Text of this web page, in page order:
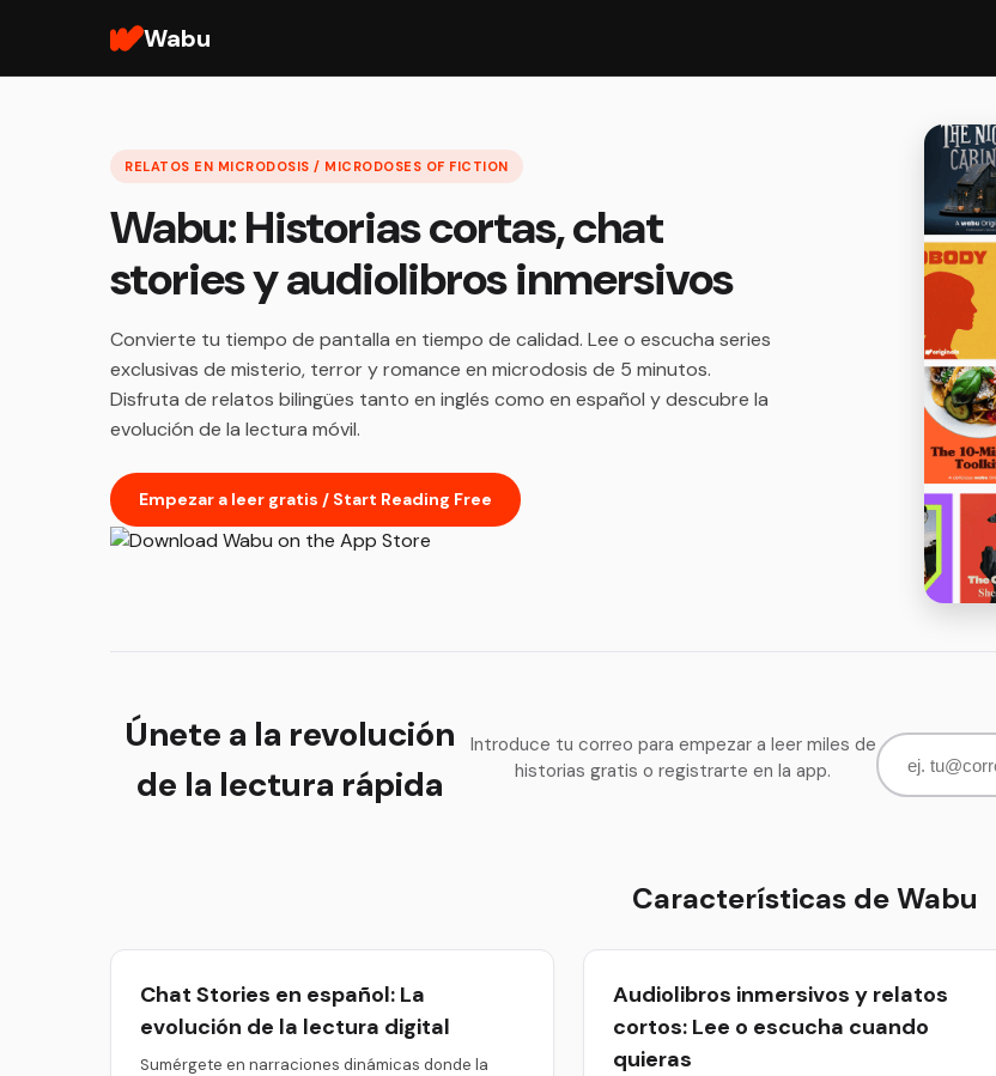
Wabu
RELATOS EN MICRODOSIS / MICRODOSES OF FICTION
Wabu: Historias cortas, chat
stories y audiolibros inmersivos
Convierte tu tiempo de pantalla en tiempo de calidad. Lee o escucha series
exclusivas de misterio, terror y romance en microdosis de 5 minutos.
Disfruta de relatos bilingües tanto en inglés como en español y descubre la
evolución de la lectura móvil.
Empezar a leer gratis / Start Reading Free
Únete a la revolución
de la lectura rápida
Introduce tu correo para empezar a leer miles de
historias gratis o registrarte en la app.
Características de Wabu
Chat Stories en español: La
evolución de la lectura digital
Sumérgete en narraciones dinámicas donde la
Audiolibros inmersivos y relatos
cortos: Lee o escucha cuando
quieras